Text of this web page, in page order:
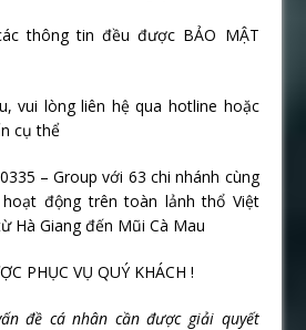
thông tin đều được BẢO MẬT
vui lòng liên hệ qua hotline hoặc
cụ thể
– Group với 63 chi nhánh cùng
động trên toàn lảnh thổ Việt
Hà Giang đến Mũi Cà Mau
PHỤC VỤ QUÝ KHÁCH !
đề cá nhân cần được giải quyết